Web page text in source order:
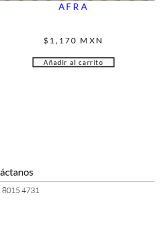
AFRA
$ 1,170 MXN
Añadir al carrito
8015 4731